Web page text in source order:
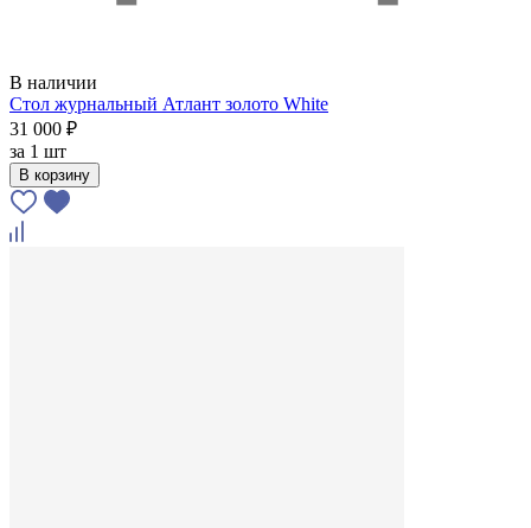
В наличии
Стол журнальный Атлант золото White
31 000 ₽
за 1 шт
В корзину